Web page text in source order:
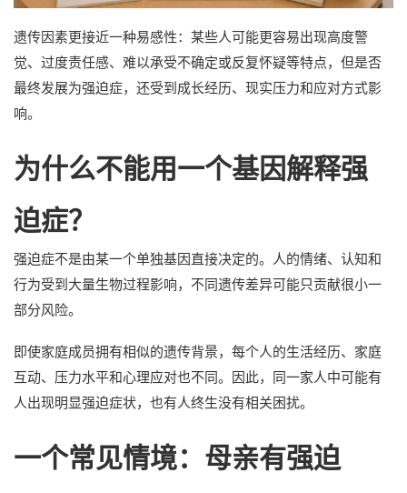
遗传因素更接近一种易感性：某些人可能更容易出现高度警
觉、过度责任感、难以承受不确定或反复怀疑等特点，但是否
最终发展为强迫症，还受到成长经历、现实压力和应对方式影
响。
为什么不能用一个基因解释强
迫症？
强迫症不是由某一个单独基因直接决定的。人的情绪、认知和
行为受到大量生物过程影响，不同遗传差异可能只贡献很小一
部分风险。
即使家庭成员拥有相似的遗传背景，每个人的生活经历、家庭
互动、压力水平和心理应对也不同。因此，同一家人中可能有
人出现明显强迫症状，也有人终生没有相关困扰。
一个常见情境：母亲有强迫